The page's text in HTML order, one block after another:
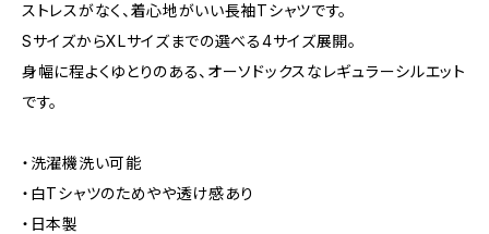
ストレスがなく、着心地がいい長袖Tシャツです。
SサイズからXLサイズまでの選べる4サイズ展開。
身幅に程よくゆとりのある、オーソドックスなレギュラーシルエット
です。
・洗濯機洗い可能
・白Tシャツのためやや透け感あり
・日本製